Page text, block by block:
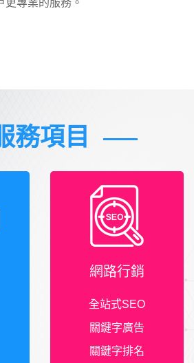
更專業的服務。
務項目
網路行銷
全站式SEO
關鍵字廣告
關鍵字排名